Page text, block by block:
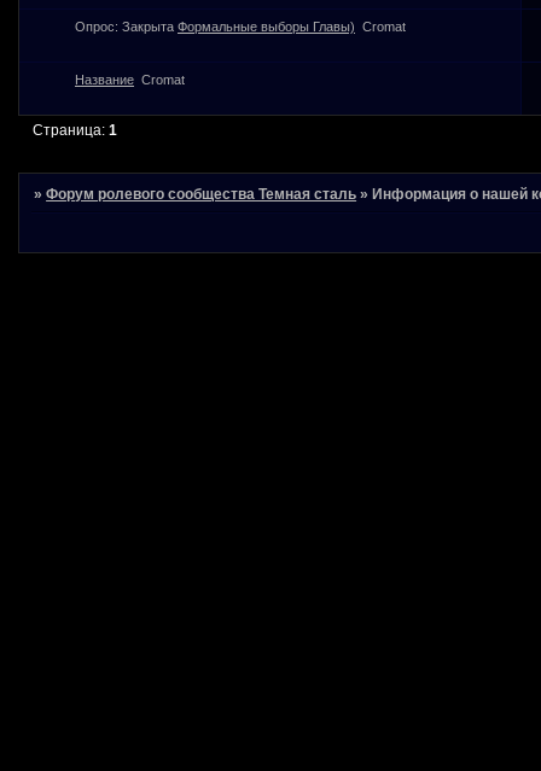
Опрос: Закрыта Формальные выборы Главы) Cromat
Название Cromat
Страница:1
»Форум ролевого сообщества Темная сталь »Информация о нашей